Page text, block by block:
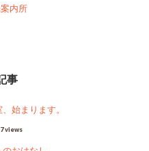
内所
事
始まります。
7 views